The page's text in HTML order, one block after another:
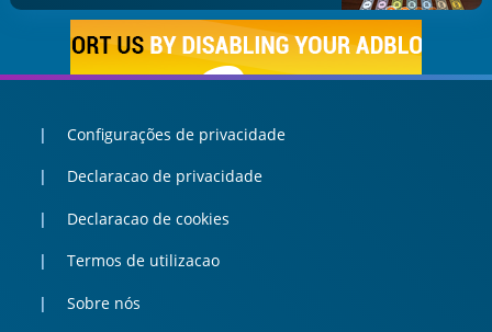
Configurações de privacidade
Declaracao de privacidade
Declaracao de cookies
Termos de utilizacao
Sobre nós